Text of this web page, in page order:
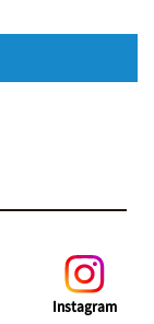
Instagram